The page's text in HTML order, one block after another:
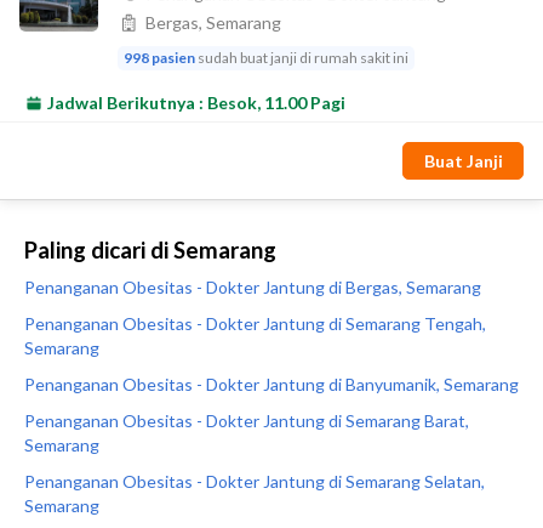
Paling dicari di Semarang
Penanganan Obesitas - Dokter Jantung di Bergas, Semarang
Penanganan Obesitas - Dokter Jantung di Semarang Tengah,
Semarang
Penanganan Obesitas - Dokter Jantung di Banyumanik, Semarang
Penanganan Obesitas - Dokter Jantung di Semarang Barat,
Semarang
Penanganan Obesitas - Dokter Jantung di Semarang Selatan,
Semarang